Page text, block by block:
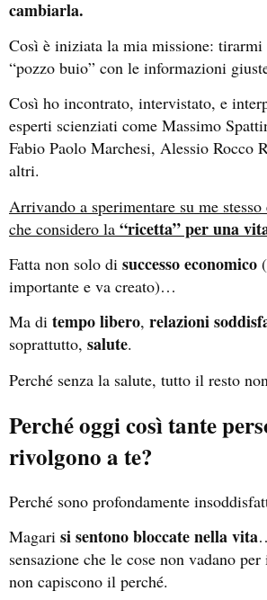
cambiarla.
Così è iniziata la mia missione:
“pozzo buio” con le informazioni
Così ho incontrato, intervistato, e
esperti scienziati come Massimo
Fabio Paolo Marchesi, Alessio Rocco
altri.
Arrivando a sperimentare su me
che considero la “ricetta” per una
Fatta non solo di successo economico
importante e va creato)…
Ma di tempo libero, relazioni
soprattutto, salute.
Perché senza la salute, tutto il resto
Perché oggi così tante
rivolgono a te?
Perché sono profondamente
Magari si sentono bloccate nella vita
sensazione che le cose non vadano
non capiscono il perché.